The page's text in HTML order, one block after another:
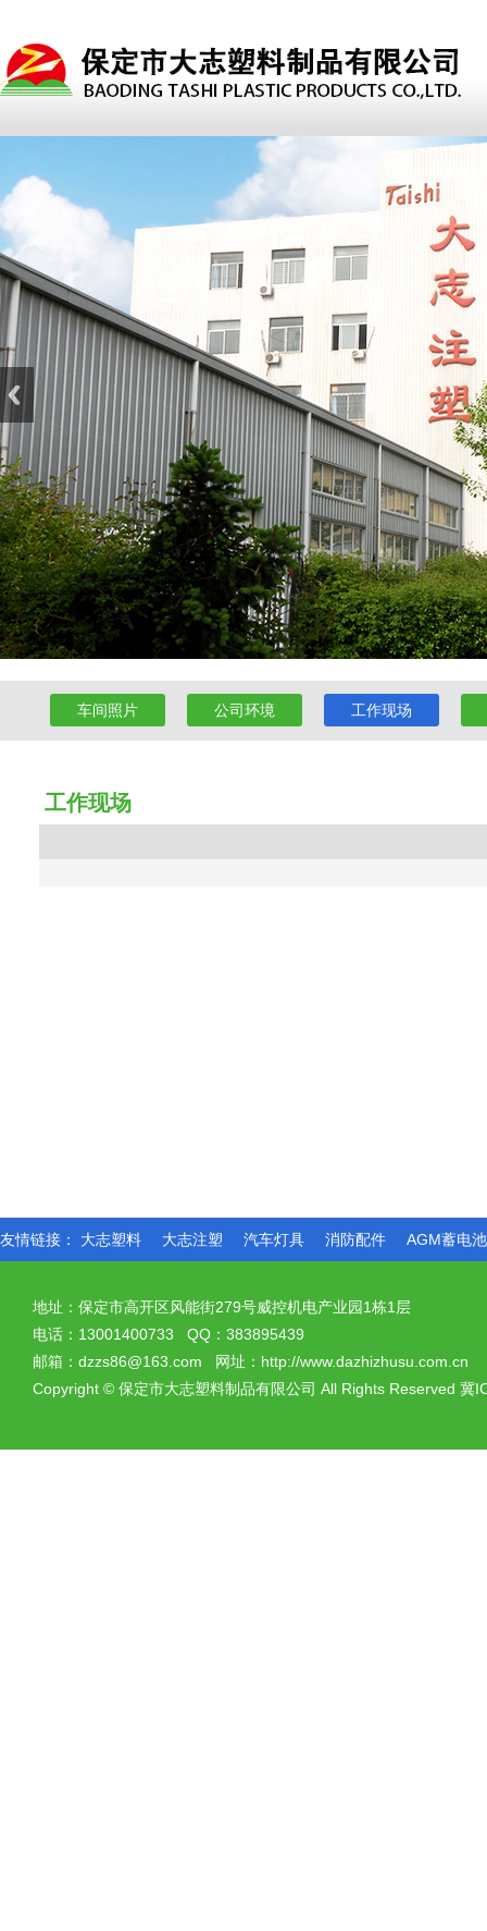
车间照片 公司环境 工作现场
工作现场
友情链接： 大志塑料 大志注塑 汽车灯具 消防配件 AGM蓄电
地址：保定市高开区风能街279号威控机电产业园1栋1层
电话：13001400733 QQ：383895439
邮箱：dzzs86@163.com 网址：http://www.dazhizhusu.com.cn
Copyright © 保定市大志塑料制品有限公司 All Rights Reserved 冀